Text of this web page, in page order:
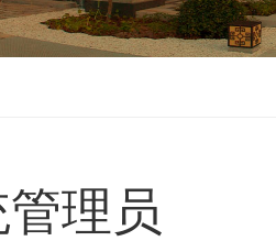
理员